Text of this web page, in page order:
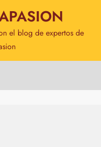
el blog de expertos de